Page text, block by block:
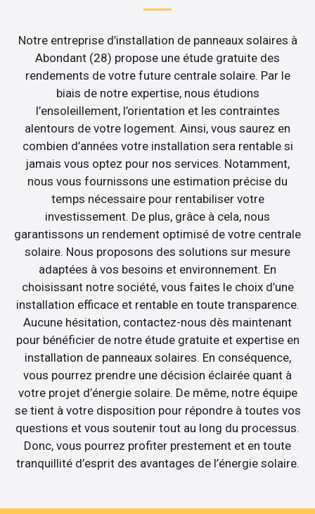
Notre entreprise d’installation de panneaux solaires à
Abondant (28) propose une étude gratuite des
rendements de votre future centrale solaire. Par le
biais de notre expertise, nous étudions
l’ensoleillement, l’orientation et les contraintes
alentours de votre logement. Ainsi, vous saurez en
combien d’années votre installation sera rentable si
jamais vous optez pour nos services. Notamment,
nous vous fournissons une estimation précise du
temps nécessaire pour rentabiliser votre
investissement. De plus, grâce à cela, nous
garantissons un rendement optimisé de votre centrale
solaire. Nous proposons des solutions sur mesure
adaptées à vos besoins et environnement. En
choisissant notre société, vous faites le choix d’une
installation efficace et rentable en toute transparence.
Aucune hésitation, contactez-nous dès maintenant
pour bénéficier de notre étude gratuite et expertise en
installation de panneaux solaires. En conséquence,
vous pourrez prendre une décision éclairée quant à
votre projet d’énergie solaire. De même, notre équipe
se tient à votre disposition pour répondre à toutes vos
questions et vous soutenir tout au long du processus.
Donc, vous pourrez profiter prestement et en toute
tranquillité d’esprit des avantages de l’énergie solaire.